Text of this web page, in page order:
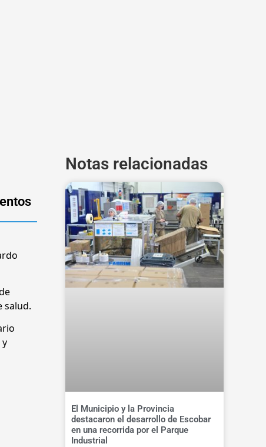
salud.
Notas relacionadas
El Municipio y la Provincia
destacaron el desarrollo de Escobar
en una recorrida por el Parque
Industrial